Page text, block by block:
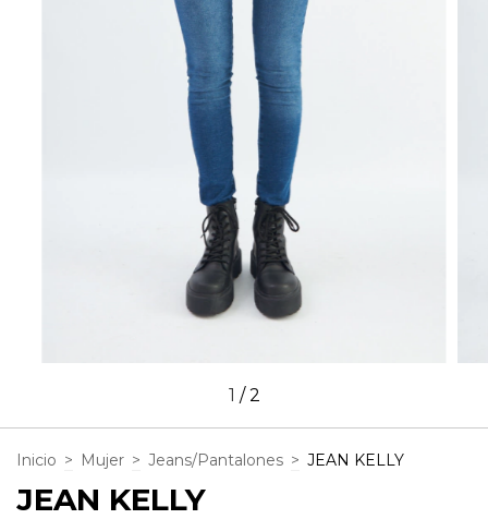
1 /2
Inicio > Mujer > Jeans/Pantalones > JEAN KELLY
JEAN KELLY